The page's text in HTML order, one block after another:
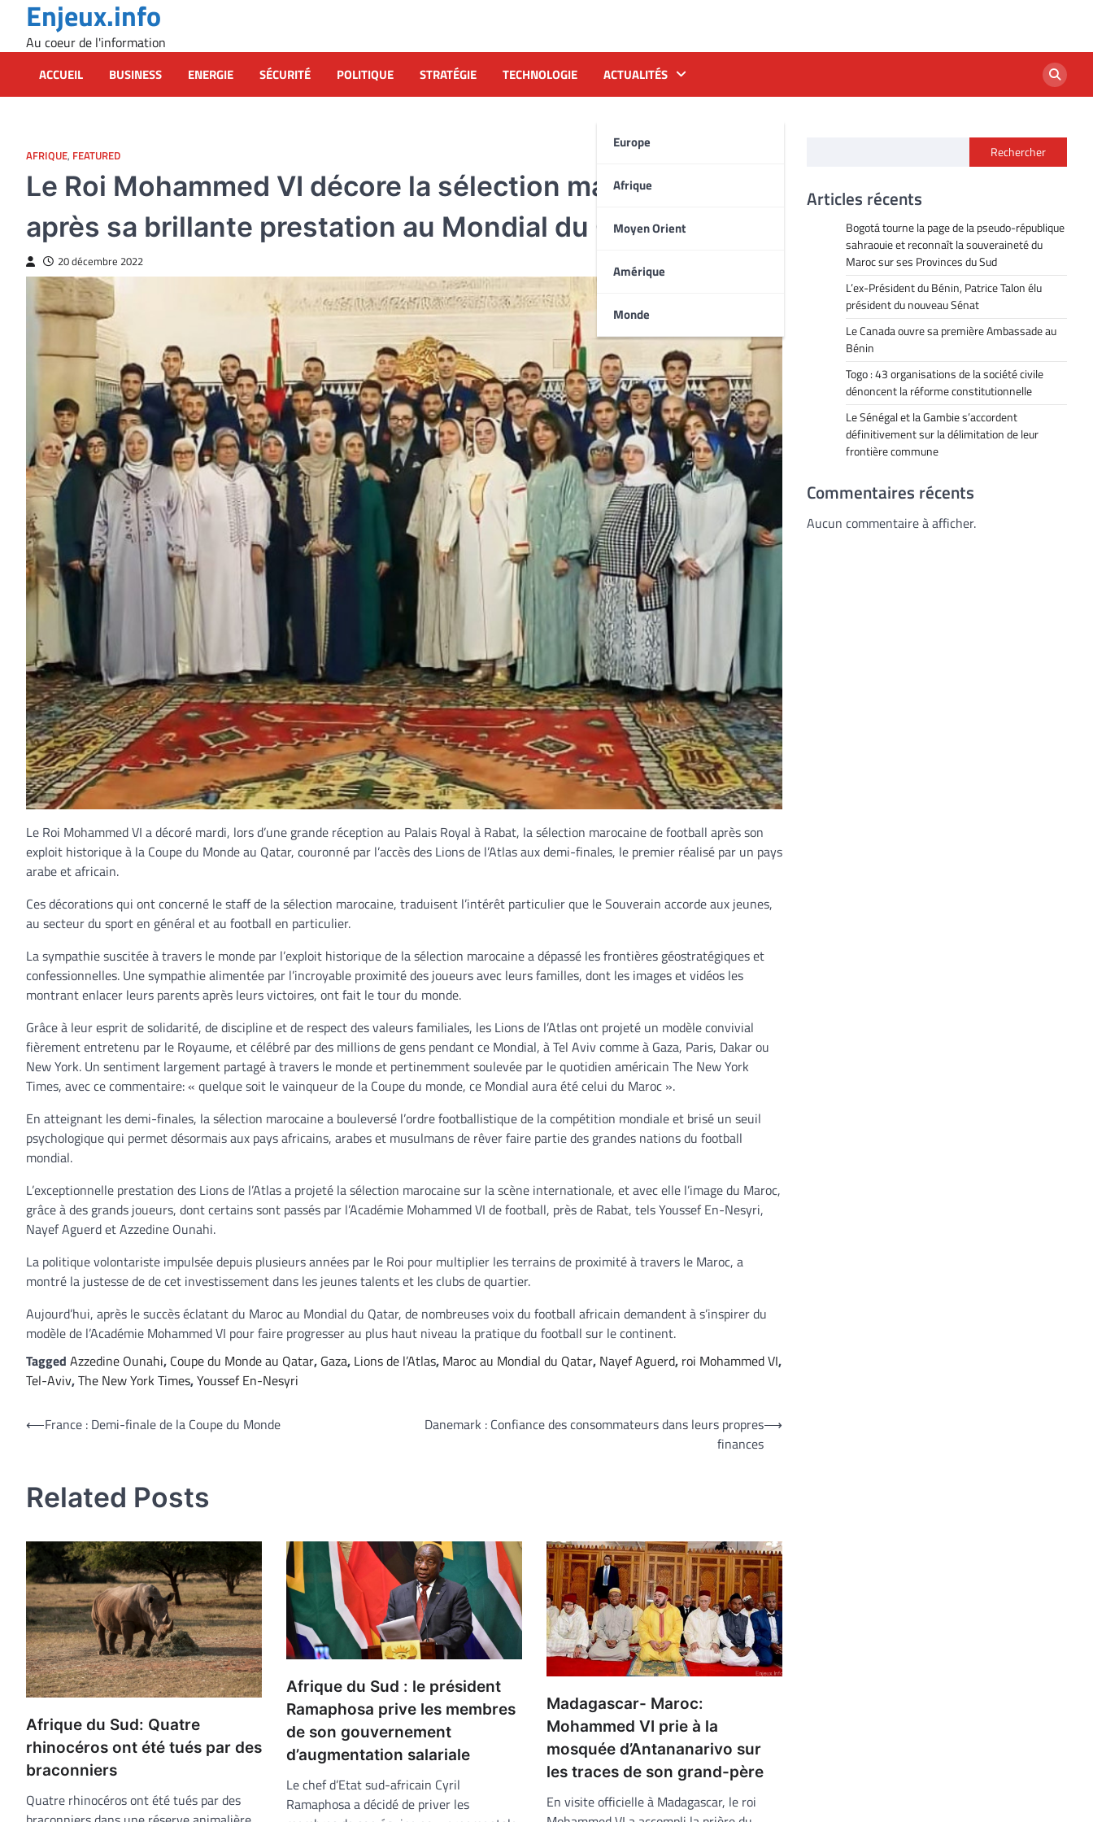
content
Enjeux.info
Au coeur de l'information
ACCUEIL BUSINESS ENERGIE SÉCURITÉ POLITIQUE STRATÉGIE TECHNOLOGIE ACTUALITÉS
Europe
Afrique
Moyen Orient
Amérique
Monde
AFRIQUE, FEATURED
Le Roi Mohammed VI décore la sélection marocaine
après sa brillante prestation au Mondial du Qatar
20 décembre 2022
Le Roi Mohammed VI a décoré mardi, lors d’une grande réception au Palais Royal à Rabat, la sélection marocaine de football après son
exploit historique à la Coupe du Monde au Qatar, couronné par l’accès des Lions de l’Atlas aux demi-finales, le premier réalisé par un pays
arabe et africain.
Ces décorations qui ont concerné le staff de la sélection marocaine, traduisent l’intérêt particulier que le Souverain accorde aux jeunes,
au secteur du sport en général et au football en particulier.
La sympathie suscitée à travers le monde par l’exploit historique de la sélection marocaine a dépassé les frontières géostratégiques et
confessionnelles. Une sympathie alimentée par l’incroyable proximité des joueurs avec leurs familles, dont les images et vidéos les
montrant enlacer leurs parents après leurs victoires, ont fait le tour du monde.
Grâce à leur esprit de solidarité, de discipline et de respect des valeurs familiales, les Lions de l’Atlas ont projeté un modèle convivial
fièrement entretenu par le Royaume, et célébré par des millions de gens pendant ce Mondial, à Tel Aviv comme à Gaza, Paris, Dakar ou
New York. Un sentiment largement partagé à travers le monde et pertinemment soulevée par le quotidien américain The New York
Times, avec ce commentaire: « quelque soit le vainqueur de la Coupe du monde, ce Mondial aura été celui du Maroc ».
En atteignant les demi-finales, la sélection marocaine a bouleversé l’ordre footballistique de la compétition mondiale et brisé un seuil
psychologique qui permet désormais aux pays africains, arabes et musulmans de rêver faire partie des grandes nations du football
mondial.
L’exceptionnelle prestation des Lions de l’Atlas a projeté la sélection marocaine sur la scène internationale, et avec elle l’image du Maroc,
grâce à des grands joueurs, dont certains sont passés par l’Académie Mohammed VI de football, près de Rabat, tels Youssef En-Nesyri,
Nayef Aguerd et Azzedine Ounahi.
La politique volontariste impulsée depuis plusieurs années par le Roi pour multiplier les terrains de proximité à travers le Maroc, a
montré la justesse de de cet investissement dans les jeunes talents et les clubs de quartier.
Aujourd’hui, après le succès éclatant du Maroc au Mondial du Qatar, de nombreuses voix du football africain demandent à s’inspirer du
modèle de l’Académie Mohammed VI pour faire progresser au plus haut niveau la pratique du football sur le continent.
Tagged Azzedine Ounahi, Coupe du Monde au Qatar, Gaza, Lions de l’Atlas, Maroc au Mondial du Qatar, Nayef Aguerd, roi Mohammed VI,
Tel-Aviv,The New York Times,Youssef En-Nesyri
Navigation
⟵France : Demi-finale de la Coupe du Monde
Danemark : Confiance des consommateurs dans leurs propres
finances
⟶
Related Posts
Afrique du Sud: Quatre
rhinocéros ont été tués par des
braconniers
Quatre rhinocéros ont été tués par des
Afrique du Sud : le président
Ramaphosa prive les membres
de son gouvernement
d’augmentation salariale
Le chef d’Etat sud-africain Cyril
Ramaphosa a décidé de priver les
Madagascar- Maroc:
Mohammed VI prie à la
mosquée d’Antananarivo sur
les traces de son grand-père
En visite officielle à Madagascar, le roi
Rechercher
Articles récents
Bogotá tourne la page de la pseudo-république
sahraouie et reconnaît la souveraineté du
Maroc sur ses Provinces du Sud
L’ex-Président du Bénin, Patrice Talon élu
président du nouveau Sénat
Le Canada ouvre sa première Ambassade au
Bénin
Togo : 43 organisations de la société civile
dénoncent la réforme constitutionnelle
Le Sénégal et la Gambie s’accordent
définitivement sur la délimitation de leur
frontière commune
Commentaires récents
Aucun commentaire à afficher.